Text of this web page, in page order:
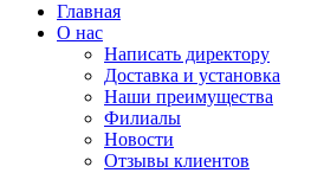
Главная
О нас
Написать директору
Доставка и установка
Наши преимущества
Филиалы
Новости
Отзывы клиентов